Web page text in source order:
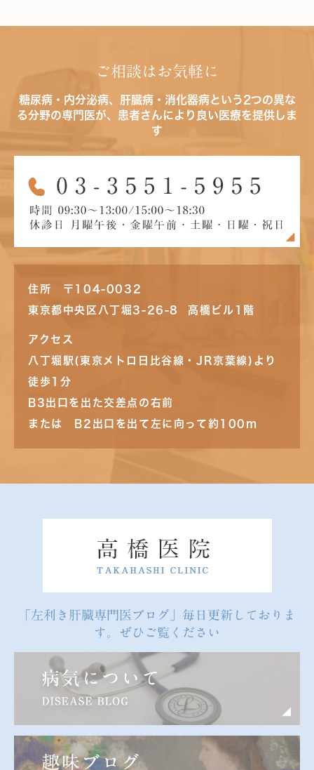
ご相談はお気軽に
糖尿病・内分泌病、肝臓病・消化器病という2つの異な
る分野の専門医が、患者さんにより良い医療を提供しま
す
住所 〒104-0032
東京都中央区八丁堀3-26-8 高橋ビル1階
アクセス
八丁堀駅(東京メトロ日比谷線・JR京葉線)より
徒歩1分
B3出口を出た交差点の右前
または B2出口を出て左に向って約100m
「左利き肝臓専門医ブログ」毎日更新しておりま
す。ぜひご覧ください